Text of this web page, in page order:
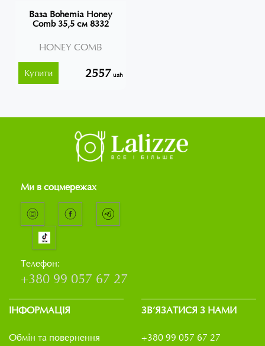
Ваза Bohemia Honey
Comb 35,5 см 8332
HONEY COMB
2557 uah
Купити
Ми в соцмережах
Телефон:
+380 99 057 67 27
ІНФОРМАЦІЯ
Обмін та повернення
ЗВ’ЯЗАТИСЯ З НАМИ
+380 99 057 67 27